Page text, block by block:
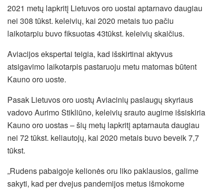
2021 metų lapkritį Lietuvos oro uostai aptarnavo daugiau
nei 308 tūkst. keleivių, kai 2020 metais tuo pačiu
laikotarpiu buvo fiksuotas 43tūkst. keleivių skaičius.
Aviacijos ekspertai teigia, kad išskirtinai aktyvus
atsigavimo laikotarpis pastaruoju metu matomas būtent
Kauno oro uoste.
Pasak Lietuvos oro uostų Aviacinių paslaugų skyriaus
vadovo Aurimo Stikliūno, keleivių srauto augime išsiskiria
Kauno oro uostas – šių metų lapkritį aptarnauta daugiau
nei 72 tūkst. keliautojų, kai 2020 metais buvo beveik 7,7
tūkst.
„Rudens pabaigoje kelionės oru liko paklausios, galime
sakyti, kad per dvejus pandemijos metus išmokome